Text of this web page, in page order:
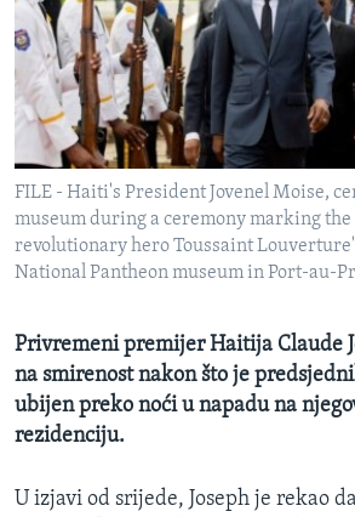
MAGAZIN
O GLASU AMERIKE
Learning English
PRATITE NAS
FILE - Haiti's President Jovenel Moise,
museum during a ceremony marking
revolutionary hero Toussaint
National Pantheon museum in Port-au-
Privremeni premijer Haitija Claude
na smirenost nakon što je
ubijen preko noći u napadu na
rezidenciju.
U izjavi od srijede, Joseph je rekao